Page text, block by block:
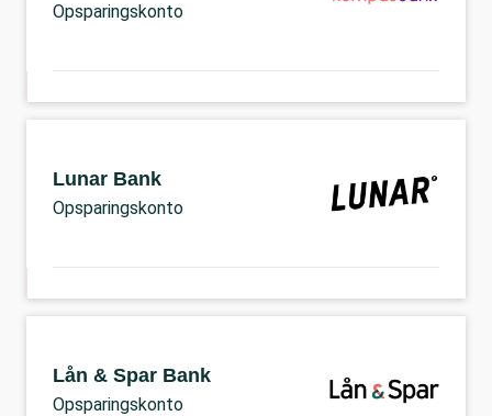
Opsparingskonto
Lunar Bank
Opsparingskonto
Lån & Spar Bank
Opsparingskonto